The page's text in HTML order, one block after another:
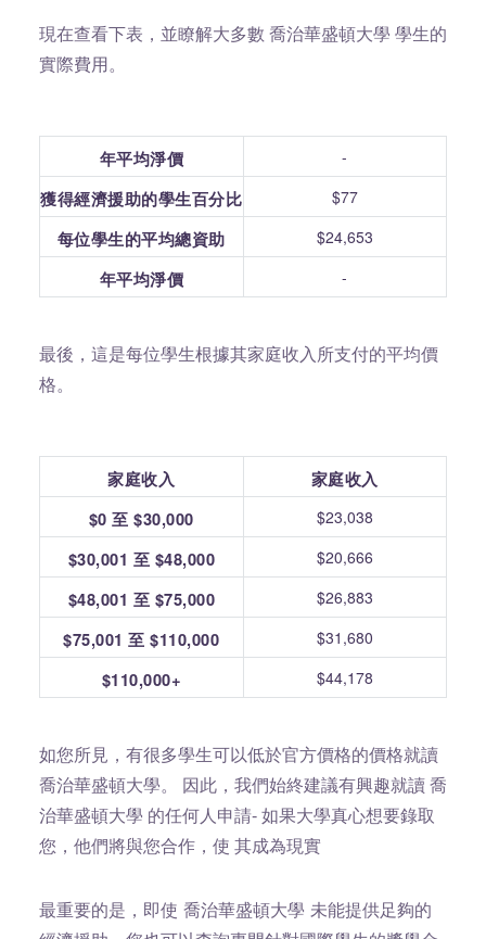
現在查看下表，並瞭解大多數 喬治華盛頓大學 學生的
實際費用。
年平均淨價 -
獲得經濟援助的學生百分比 $77
每位學生的平均總資助 $24,653
年平均淨價 -
最後，這是每位學生根據其家庭收入所支付的平均價
格。
家庭收入 家庭收入
$0 至 $30,000 $23,038
$30,001 至 $48,000 $20,666
$48,001 至 $75,000 $26,883
$75,001 至 $110,000 $31,680
$110,000+ $44,178
如您所見，有很多學生可以低於官方價格的價格就讀
喬治華盛頓大學。 因此，我們始終建議有興趣就讀 喬
治華盛頓大學 的任何人申請- 如果大學真心想要錄取
您，他們將與您合作，使 其成為現實
最重要的是，即使 喬治華盛頓大學 未能提供足夠的